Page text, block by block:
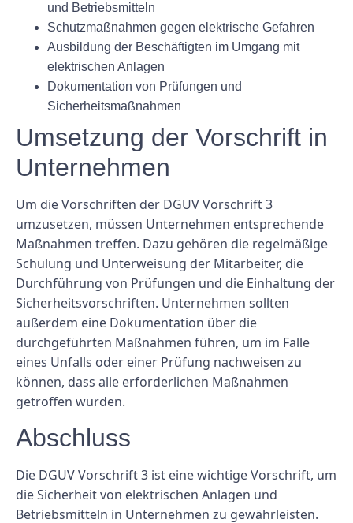
und Betriebsmitteln
Schutzmaßnahmen gegen elektrische Gefahren
Ausbildung der Beschäftigten im Umgang mit
elektrischen Anlagen
Dokumentation von Prüfungen und
Sicherheitsmaßnahmen
Umsetzung der Vorschrift in
Unternehmen
Um die Vorschriften der DGUV Vorschrift 3
umzusetzen, müssen Unternehmen entsprechende
Maßnahmen treffen. Dazu gehören die regelmäßige
Schulung und Unterweisung der Mitarbeiter, die
Durchführung von Prüfungen und die Einhaltung der
Sicherheitsvorschriften. Unternehmen sollten
außerdem eine Dokumentation über die
durchgeführten Maßnahmen führen, um im Falle
eines Unfalls oder einer Prüfung nachweisen zu
können, dass alle erforderlichen Maßnahmen
getroffen wurden.
Abschluss
Die DGUV Vorschrift 3 ist eine wichtige Vorschrift, um
die Sicherheit von elektrischen Anlagen und
Betriebsmitteln in Unternehmen zu gewährleisten.